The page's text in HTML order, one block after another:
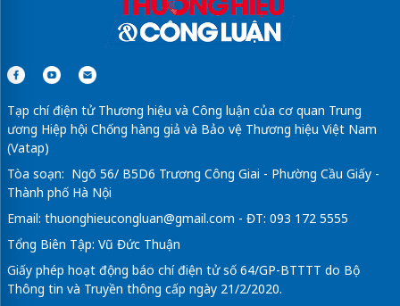
Tạp chí điện tử Thương hiệu và Công luận của cơ quan Trung
ương Hiệp hội Chống hàng giả và Bảo vệ Thương hiệu Việt Nam
(Vatap)
Tòa soạn: Ngõ 56/ B5D6 Trương Công Giai - Phường Cầu Giấy -
Thành phố Hà Nội
Email: thuonghieucongluan@gmail.com - ĐT: 093 172 5555
Tổng Biên Tập: Vũ Đức Thuận
Giấy phép hoạt động báo chí điện tử số 64/GP-BTTTT do Bộ
Thông tin và Truyền thông cấp ngày 21/2/2020.